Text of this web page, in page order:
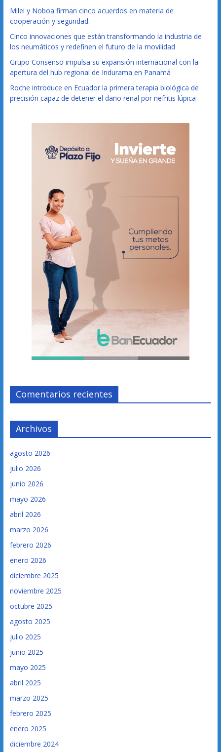
Milei y Noboa firman cinco acuerdos en materia de
cooperación y seguridad.
Cinco innovaciones que están transformando la industria de
los neumáticos y redefinen el futuro de la movilidad
Grupo Consenso impulsa su expansión internacional con la
apertura del hub regional de Indurama en Panamá
Roche introduce en Ecuador la primera terapia biológica de
precisión capaz de detener el daño renal por nefritis lúpica
Comentarios recientes
Archivos
agosto 2026
julio 2026
junio 2026
mayo 2026
abril 2026
marzo 2026
febrero 2026
enero 2026
diciembre 2025
noviembre 2025
octubre 2025
agosto 2025
julio 2025
junio 2025
mayo 2025
abril 2025
marzo 2025
febrero 2025
enero 2025
diciembre 2024